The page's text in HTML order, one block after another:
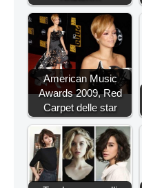
American Music
Awards 2009, Red
Carpet delle star